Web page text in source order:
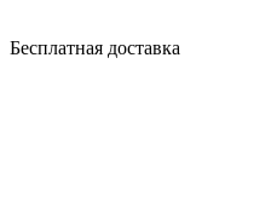
Бесплатная доставка